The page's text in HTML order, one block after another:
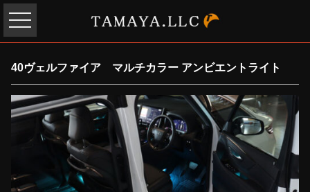
40ヴェルファイア マルチカラー アンビエントライト